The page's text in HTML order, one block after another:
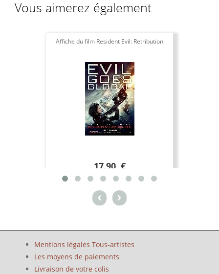
Vous aimerez également
Affiche du film Resident Evil: Retribution
17.90 €
Mentions légales Tous-artistes
Les moyens de paiements
Livraison de votre colis